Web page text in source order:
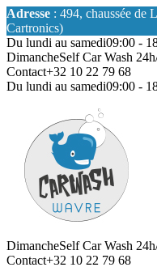
Adresse : 494, chaussée de
Cartronics)
Du lundi au samedi09:00 -
DimancheSelf Car Wash
Contact+32 10 22 79 68
Du lundi au samedi09:00 -
DimancheSelf Car Wash
Contact+32 10 22 79 68